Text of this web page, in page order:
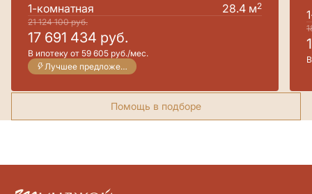
1-комнатная 28.4 м2
21 124 100руб.
17 691 434 руб.
В ипотеку от 59 605 руб./мес.
Лучшее предложение
Помощь в подборе